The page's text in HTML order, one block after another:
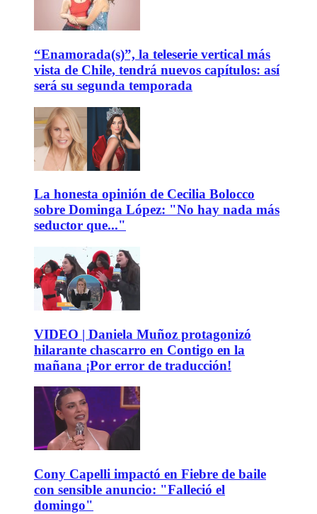
“Enamorada(s)”, la teleserie vertical más
vista de Chile, tendrá nuevos capítulos: así
será su segunda temporada
La honesta opinión de Cecilia Bolocco
sobre Dominga López: "No hay nada más
seductor que..."
VIDEO | Daniela Muñoz protagonizó
hilarante chascarro en Contigo en la
mañana ¡Por error de traducción!
Cony Capelli impactó en Fiebre de baile
con sensible anuncio: "Falleció el
domingo"